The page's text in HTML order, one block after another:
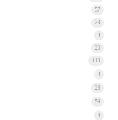
57
29
8
20
110
8
23
59
4